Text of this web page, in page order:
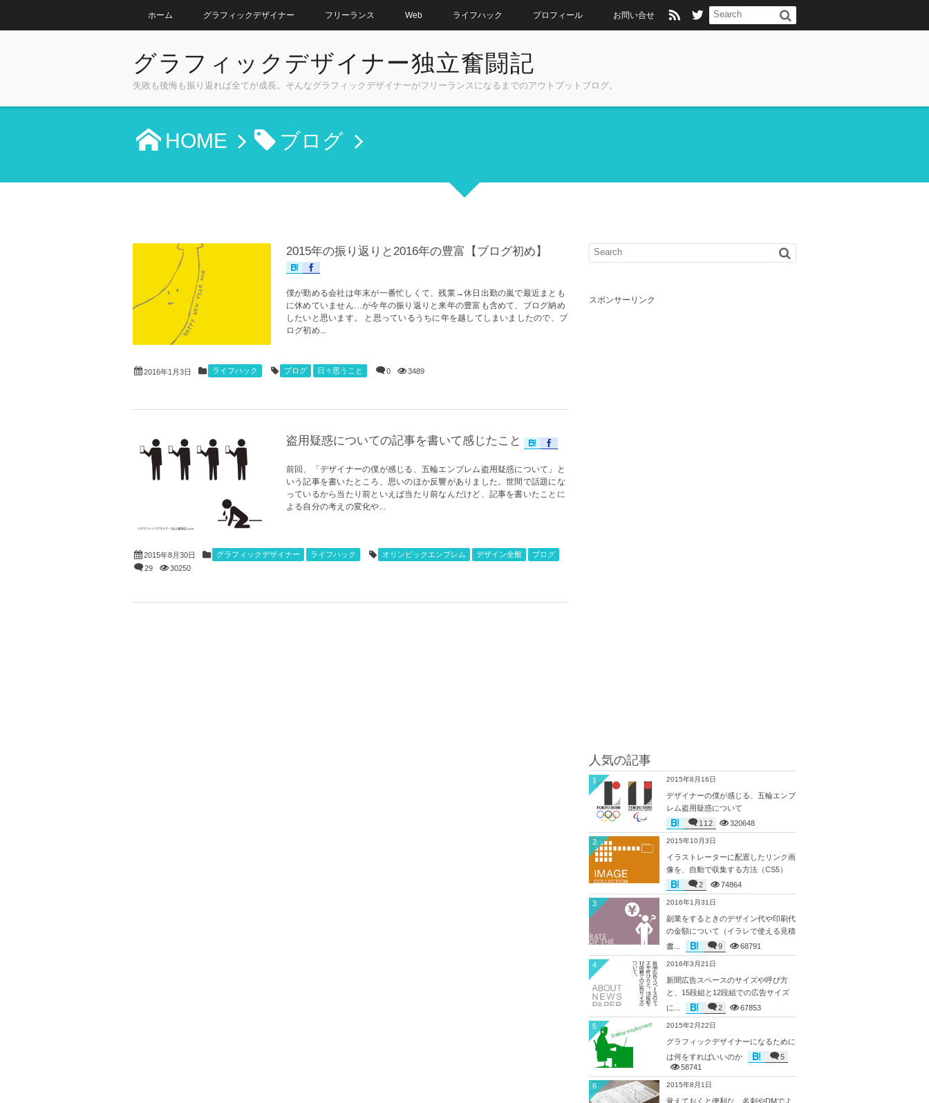
ホーム グラフィックデザイナー フリーランス Web ライフハック プロフィール お問い合せ
グラフィックデザイナー独立奮闘記
失敗も後悔も振り返れば全てが成長。そんなグラフィックデザイナーがフリーランスになるまでのアウトプットブログ。
HOME ブログ
2015年の振り返りと2016年の豊富【ブログ初め】
僕が勤める会社は年末が一番忙しくて、残業→休日出勤の嵐で最近まとも
に休めていません…が今年の振り返りと来年の豊富も含めて、ブログ納め
したいと思います。 と思っているうちに年を越してしまいましたので、ブ
ログ初め...
2016年1月3日 ライフハック ブログ 日々思うこと 0 3489
盗用疑惑についての記事を書いて感じたこと
前回、「デザイナーの僕が感じる、五輪エンブレム盗用疑惑について」と
いう記事を書いたところ、思いのほか反響がありました。世間で話題にな
っているから当たり前といえば当たり前なんだけど、記事を書いたことに
よる自分の考えの変化や...
2015年8月30日 グラフィックデザイナー ライフハック オリンピックエンブレム デザイン全般
ブログ
29
30250
スポンサーリンク
人気の記事
2015年8月16日
デザイナーの僕が感じる、五輪エンブ
レム盗用疑惑について
112
320648
1
2015年10月3日
イラストレーターに配置したリンク画
像を、自動で収集する方法（CS5）
2
74864
2
2016年1月31日
副業をするときのデザイン代や印刷代
の金額について（イラレで使える見積
書...
9 68791
3
2016年3月21日
新聞広告スペースのサイズや呼び方
と、15段組と12段組での広告サイズ
に...
2 67853
4
2015年2月22日
グラフィックデザイナーになるために
は何をすればいいのか
5
58741
5
2015年8月1日
覚えておくと便利な、名刺やDMでよ
6